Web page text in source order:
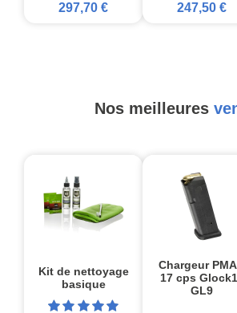
297,70 € 247,50 €
Nos meilleures
Kit de nettoyage
basique
Chargeur
17 cps
GL9